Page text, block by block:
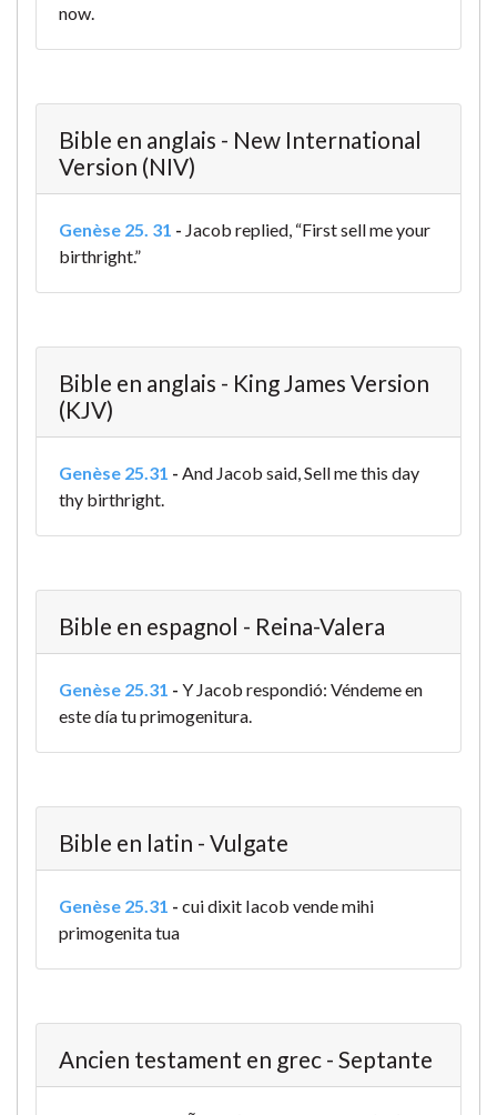
now.
Bible en anglais - New International
Version (NIV)
Genèse 25. 31 - Jacob replied, “First sell me your
birthright.”
Bible en anglais - King James Version
(KJV)
Genèse 25.31 - And Jacob said, Sell me this day
thy birthright.
Bible en espagnol - Reina-Valera
Genèse 25.31 - Y Jacob respondió: Véndeme en
este día tu primogenitura.
Bible en latin - Vulgate
Genèse 25.31 - cui dixit Iacob vende mihi
primogenita tua
Ancien testament en grec - Septante